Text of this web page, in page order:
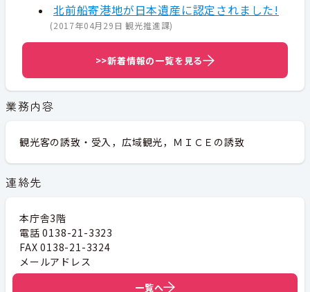
北前船寄港地が日本遺産に認定されました!
(2017年04月29日 観光推進課)
>>新着情報の一覧を見る
業務内容
観光客の誘致・受入，広域観光，ＭＩＣＥの誘致
連絡先
本庁舎3階
電話 0138-21-3323
FAX 0138-21-3324
メールアドレス
hako-kan2@city.hakodate.hokkaido.jp
一覧へ